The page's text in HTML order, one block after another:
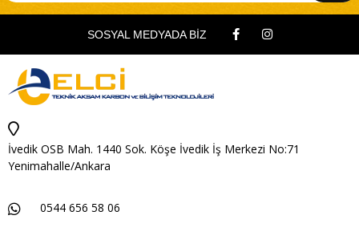
SOSYAL MEDYADA BİZ
İvedik OSB Mah. 1440 Sok. Köşe İvedik İş Merkezi No:71
Yenimahalle/Ankara
0544 656 58 06